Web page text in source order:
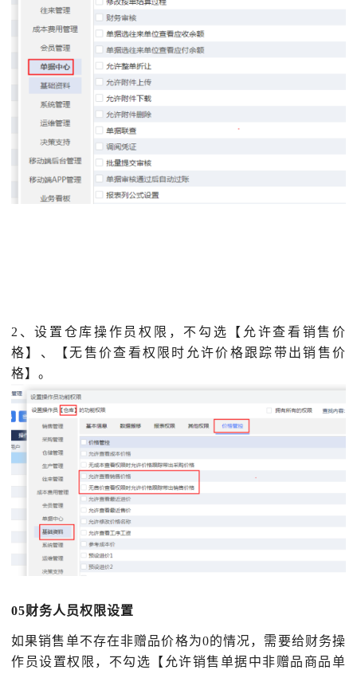
2、设置仓库操作员权限，不勾选【允许查看销售价
格】、【无售价查看权限时允许价格跟踪带出销售价
格】。
05财务人员权限设置
如果销售单不存在非赠品价格为0的情况，需要给财务操
作员设置权限，不勾选【允许销售单据中非赠品商品单